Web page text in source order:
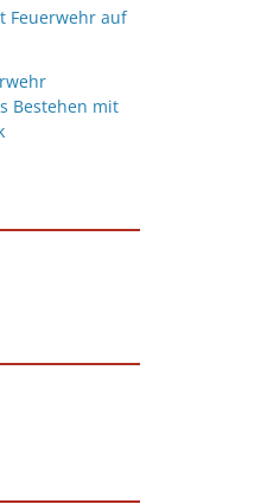
Feuerwehr auf
Bestehen mit